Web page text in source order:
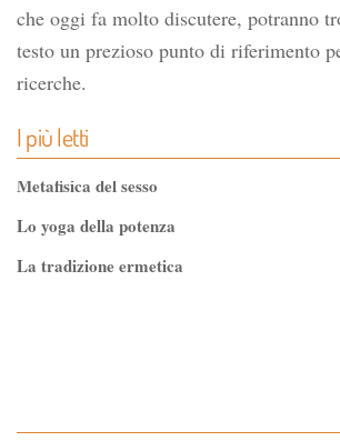
che oggi fa molto discutere, potranno
testo un prezioso punto di riferimento
ricerche.
I più letti
Metafisica del sesso
Lo yoga della potenza
La tradizione ermetica